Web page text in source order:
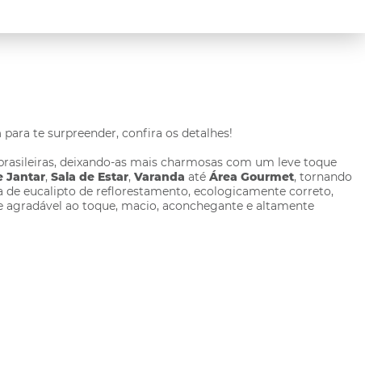
para te surpreender, confira os detalhes!
deixando-as mais charmosas com um leve toque
Jantar,Sala de Estar,Varanda atéÁrea Gourmet, tornando
eucalipto de reflorestamento, ecologicamente correto,
ao toque, macio, aconchegante e altamente